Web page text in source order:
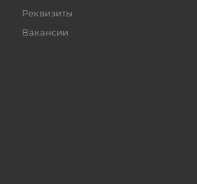
Реквизиты
Вакансии